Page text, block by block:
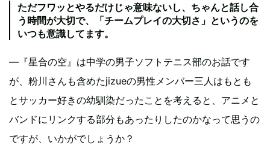
ただフワッとやるだけじゃ意味ないし、ちゃんと話し合
う時間が大切で、「チームプレイの大切さ」というのを
いつも意識してます。
―『星合の空』は中学の男子ソフトテニス部のお話です
が、粉川さんも含めたjizueの男性メンバー三人はもとも
とサッカー好きの幼馴染だったことを考えると、アニメと
バンドにリンクする部分もあったりしたのかなって思うの
ですが、いかがでしょうか？